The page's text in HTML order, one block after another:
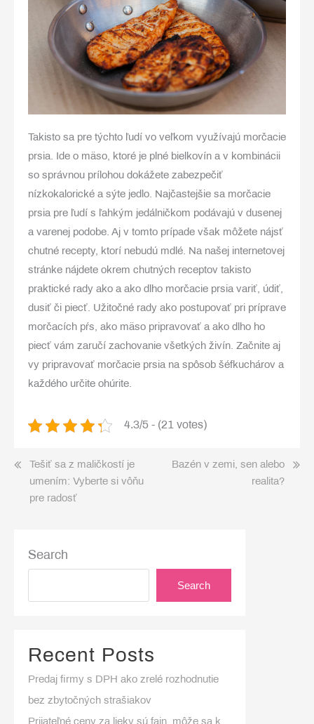
Takisto sa pre týchto ľudí vo veľkom využívajú morčacie
prsia. Ide o mäso, ktoré je plné bielkovín a v kombinácii
so správnou prílohou dokážete zabezpečiť
nízkokalorické a sýte jedlo. Najčastejšie sa morčacie
prsia pre ľudí s ľahkým jedálničkom podávajú v dusenej
a varenej podobe. Aj v tomto prípade však môžete nájsť
chutné recepty, ktorí nebudú mdlé. Na našej internetovej
stránke nájdete okrem chutných receptov takisto
praktické rady ako a ako dlho morčacie prsia variť, údiť,
dusiť či piecť. Užitočné rady ako postupovať pri príprave
morčacích pŕs, ako mäso pripravovať a ako dlho ho
piecť vám zaručí zachovanie všetkých živín. Začnite aj
vy pripravovať morčacie prsia na spôsob šéfkuchárov a
každého určite ohúrite.
4.3/5 - (21 votes)
Post
navigation
Tešiť sa z maličkostí je
umením: Vyberte si vôňu
pre radosť
Bazén v zemi, sen alebo
realita?
Search
Search
Recent Posts
Predaj firmy s DPH ako zrelé rozhodnutie
bez zbytočných strašiakov